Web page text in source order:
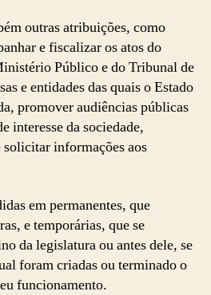
outras atribuições, como
e fiscalizar os atos do
Público e do Tribunal de
e entidades das quais o Estado
promover audiências públicas
interesse da sociedade,
informações aos
em permanentes, que
e temporárias, que se
da legislatura ou antes dele, se
foram criadas ou terminado o
funcionamento.